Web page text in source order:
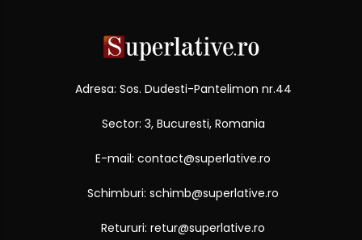
Adresa: Sos. Dudesti-Pantelimon nr.44
Sector: 3, Bucuresti, Romania
E-mail: contact@superlative.ro
Schimburi: schimb@superlative.ro
Retururi: retur@superlative.ro